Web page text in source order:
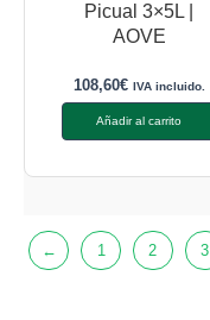
Picual 3×5L |
AOVE
108,60€ IVA incluido.
Añadir al carrito
← 1 2 3